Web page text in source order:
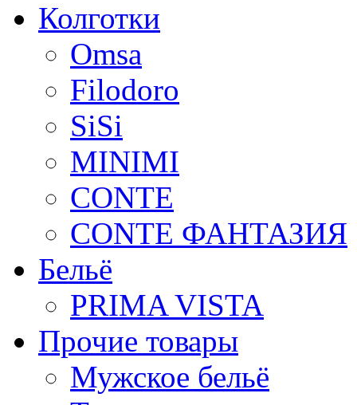
Колготки
Omsa
Filodoro
SiSi
MINIMI
CONTE
CONTE ФАНТАЗИЯ
Бельё
PRIMA VISTA
Прочие товары
Мужское бельё